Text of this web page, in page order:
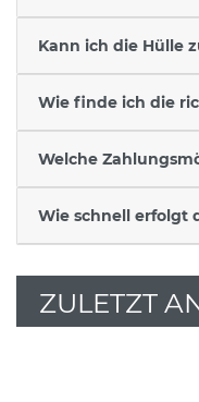
Kann ich die Hülle
Wie finde ich die
Welche
Wie schnell erfolgt
ZULETZT